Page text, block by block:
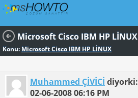
Microsoft Cisco IBM HP LİNUX
Konu: Microsoft Cisco IBM HP LİNUX
Muhammed ÇİVİCİ diyorki:
02-06-200806:16 PM